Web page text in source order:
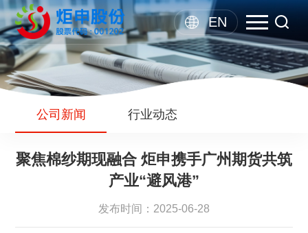
EN
公司新闻 行业动态
聚焦棉纱期现融合 炬申携手广州期货共筑
产业“避风港”
发布时间：2025-06-28